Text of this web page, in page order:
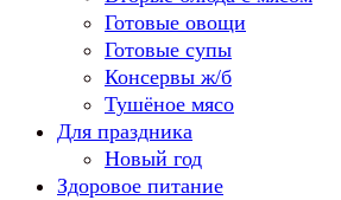
Готовые овощи
Готовые супы
Консервы ж/б
Тушёное мясо
Для праздника
Новый год
Здоровое питание